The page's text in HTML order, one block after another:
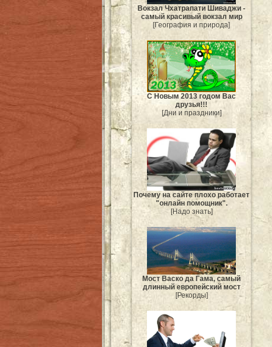
Вокзал Чхатрапати Шиваджи -
самый красивый вокзал мир
[География и природа]
С Новым 2013 годом Вас
друзья!!!
[Дни и праздники]
Почему на сайте плохо работает
"онлайн помощник".
[Надо знать]
Мост Васко да Гама, самый
длинный европейский мост
[Рекорды]